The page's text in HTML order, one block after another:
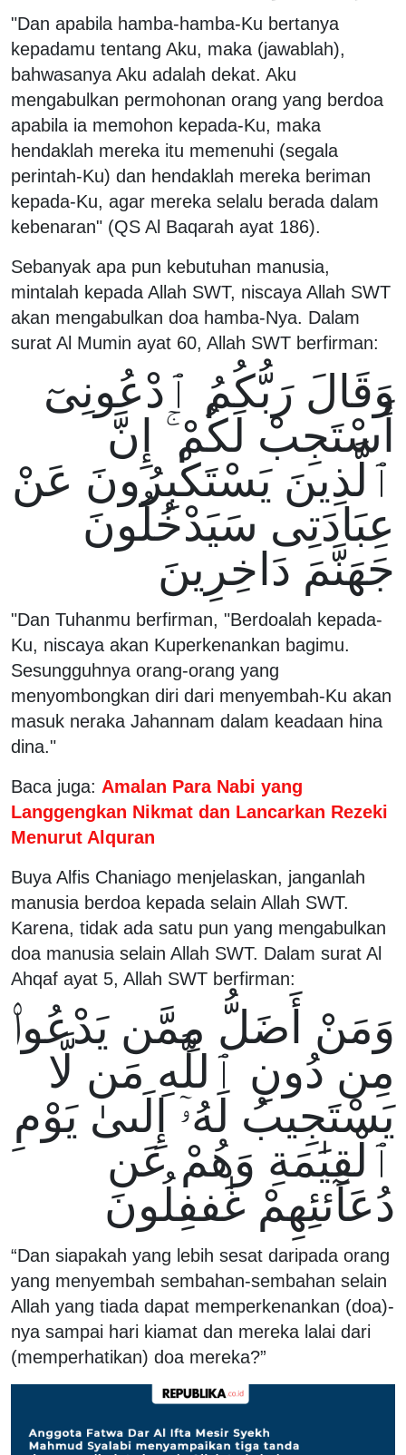
"Dan apabila hamba-hamba-Ku bertanya
kepadamu tentang Aku, maka (jawablah),
bahwasanya Aku adalah dekat. Aku
mengabulkan permohonan orang yang berdoa
apabila ia memohon kepada-Ku, maka
hendaklah mereka itu memenuhi (segala
perintah-Ku) dan hendaklah mereka beriman
kepada-Ku, agar mereka selalu berada dalam
kebenaran" (QS Al Baqarah ayat 186).
Sebanyak apa pun kebutuhan manusia,
mintalah kepada Allah SWT, niscaya Allah SWT
akan mengabulkan doa hamba-Nya. Dalam
surat Al Mumin ayat 60, Allah SWT berfirman:
وَقَالَ رَبُّكُمُ ٱدْعُونِىٓ
أَسْتَجِبْ لَكُمْ ۚ إِنَّ
ٱلَّذِينَ يَسْتَكْبِرُونَ عَنْ
عِبَادَتِى سَيَدْخُلُونَ
جَهَنَّمَ دَاخِرِينَ
"Dan Tuhanmu berfirman, "Berdoalah kepada-
Ku, niscaya akan Kuperkenankan bagimu.
Sesungguhnya orang-orang yang
menyombongkan diri dari menyembah-Ku akan
masuk neraka Jahannam dalam keadaan hina
dina."
Baca juga: Amalan Para Nabi yang
Langgengkan Nikmat dan Lancarkan Rezeki
Menurut Alquran
Buya Alfis Chaniago menjelaskan, janganlah
manusia berdoa kepada selain Allah SWT.
Karena, tidak ada satu pun yang mengabulkan
doa manusia selain Allah SWT. Dalam surat Al
Ahqaf ayat 5, Allah SWT berfirman:
وَمَنْ أَضَلُّ مِمَّن يَدْعُوا۟
مِن دُونِ ٱللَّهِ مَن لَّا
يَسْتَجِيبُ لَهُۥٓ إِلَىىٰ يَوْمِ
ٱلْقِيَٰمَةِ وَهُمْ عَن
دُعَآئئِهِمْ غَٰففِلُونَ
“Dan siapakah yang lebih sesat daripada orang
yang menyembah sembahan-sembahan selain
Allah yang tiada dapat memperkenankan (doa)-
nya sampai hari kiamat dan mereka lalai dari
(memperhatikan) doa mereka?”